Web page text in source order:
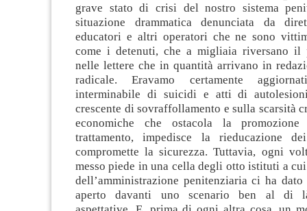
grave stato di crisi del nostro sistema
situazione drammatica denunciata da
educatori e altri operatori che ne sono
come i detenuti, che a migliaia riversano il
nelle lettere che in quantità arrivano in
radicale. Eravamo certamente
interminabile di suicidi e atti di
crescente di sovraffollamento e sulla scarsità
economiche che ostacola la
trattamento, impedisce la rieducazione
compromette la sicurezza. Tuttavia, ogni
messo piede in una cella degli otto istituti a
dell’amministrazione penitenziaria ci ha
aperto davanti uno scenario ben al di